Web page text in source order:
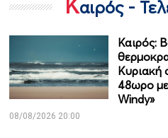
αιρός -
Καιρός:
Κυριακή
48ωρο
Windy»
08/08/2026 20:00